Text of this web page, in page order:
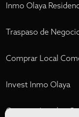
Inmo Olaya
Traspaso de
Comprar Local
Invest Inmo Olaya
Comprar Locales